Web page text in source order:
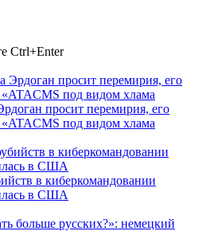
Ctrl+Enter
просит перемирия, его
под видом хлама
в киберкомандовании
в США